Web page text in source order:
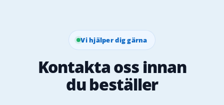
Vi hjälper dig gärna
Kontakta oss innan
du beställer